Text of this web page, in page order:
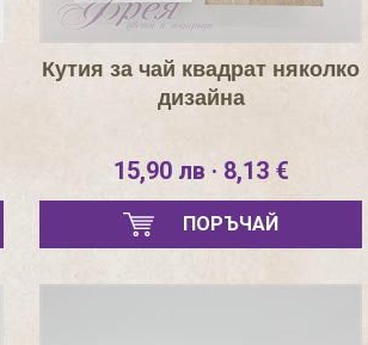
Кутия за чай квадрат няколко
дизайна
15,90 лв · 8,13 €
ПОРЪЧАЙ